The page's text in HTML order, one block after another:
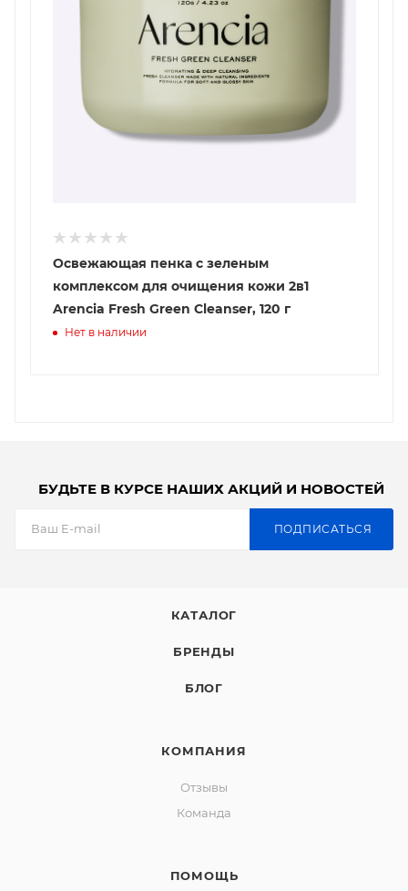
Освежающая пенка с зеленым
комплексом для очищения кожи 2в1
Arencia Fresh Green Cleanser, 120 г
Нет в наличии
БУДЬТЕ В КУРСЕ НАШИХ АКЦИЙ И НОВОСТЕЙ
ПОДПИСАТЬСЯ
КАТАЛОГ
БРЕНДЫ
БЛОГ
КОМПАНИЯ
Отзывы
Команда
ПОМОЩЬ